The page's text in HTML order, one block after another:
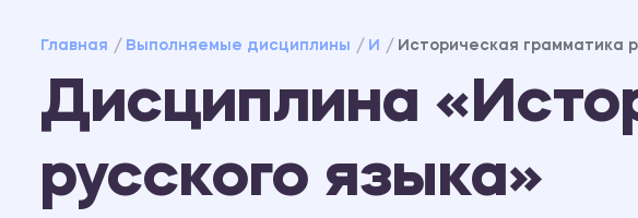
Главная Выполняемые дисциплины И Историческая грамматика
Дисциплина
русского языка»